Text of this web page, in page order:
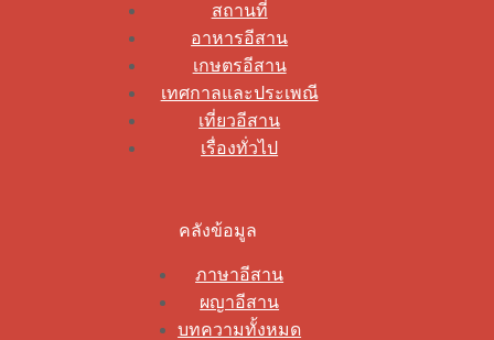
สถานที่
อาหารอีสาน
เกษตรอีสาน
เทศกาลและประเพณี
เที่ยวอีสาน
เรื่องทั่วไป
คลังข้อมูล
ภาษาอีสาน
ผญาอีสาน
บทความทั้งหมด